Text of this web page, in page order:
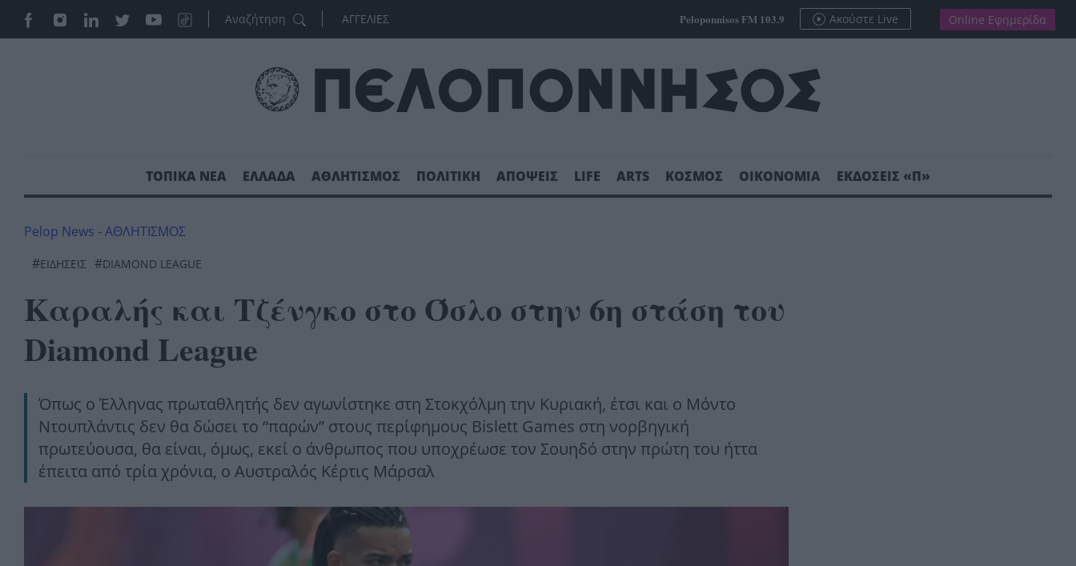
ΑΓΓΕΛΙΕΣ Peloponnisos FM 103.9 Ακούστε Live Online Εφημερίδα
ΤΟΠΙΚΑ ΝΕΑ ΕΛΛΑΔΑ ΑΘΛΗΤΙΣΜΟΣ ΠΟΛΙΤΙΚΗ ΑΠΟΨΕΙΣ LIFE ARTS ΚΟΣΜΟΣ ΟΙΚΟΝΟΜΙΑ ΕΚΔΟΣΕΙΣ «Π»
Pelop News -ΑΘΛΗΤΙΣΜΟΣ
#ΕΙΔΗΣΕΙΣ #DIAMOND LEAGUE
Καραλής και Τζένγκο στο Όσλο στην 6η στάση του
Diamond League
Όπως ο Έλληνας πρωταθλητής δεν αγωνίστηκε στη Στοκχόλμη την Κυριακή, έτσι και ο Μόντο
Ντουπλάντις δεν θα δώσει το “παρών” στους περίφημους Bislett Games στη νορβηγική
πρωτεύουσα, θα είναι, όμως, εκεί ο άνθρωπος που υποχρέωσε τον Σουηδό στην πρώτη του ήττα
έπειτα από τρία χρόνια, ο Αυστραλός Κέρτις Μάρσαλ